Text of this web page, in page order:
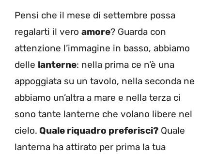
Pensi che il mese di settembre possa
regalarti il vero amore? Guarda con
attenzione l’immagine in basso, abbiamo
delle lanterne: nella prima ce n’è una
appoggiata su un tavolo, nella seconda ne
abbiamo un’altra a mare e nella terza ci
sono tante lanterne che volano libere nel
cielo. Quale riquadro preferisci? Quale
lanterna ha attirato per prima la tua